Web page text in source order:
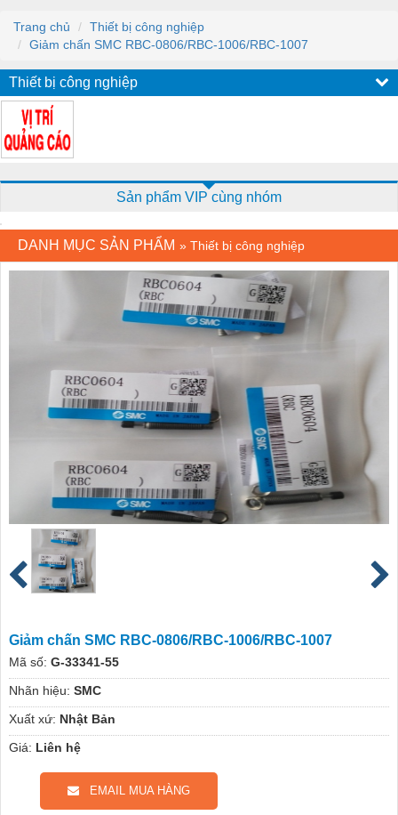
Trang chủ
Thiết bị công nghiệp
Giảm chấn SMC RBC-0806/RBC-1006/RBC-1007
Thiết bị công nghiệp
Sản phẩm VIP cùng nhóm
DANH MỤC SẢN PHẨM » Thiết bị công nghiệp
Giảm chấn SMC RBC-0806/RBC-1006/RBC-1007
Mã số: G-33341-55
Nhãn hiệu: SMC
Xuất xứ: Nhật Bản
Giá: Liên hệ
EMAIL MUA HÀNG